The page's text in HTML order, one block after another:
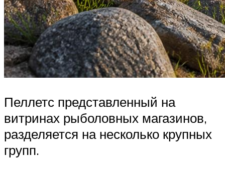
Пеллетс представленный на
витринах рыболовных магазинов,
разделяется на несколько крупных
групп.